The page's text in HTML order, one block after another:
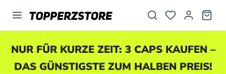
springen
NUR FÜR KURZE ZEIT: 3 CAPS KAUFEN –
DAS GÜNSTIGSTE ZUM HALBEN PREIS!